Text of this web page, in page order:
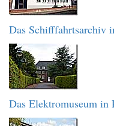
Das Schifffahrtsarchiv
Das Elektromuseum in